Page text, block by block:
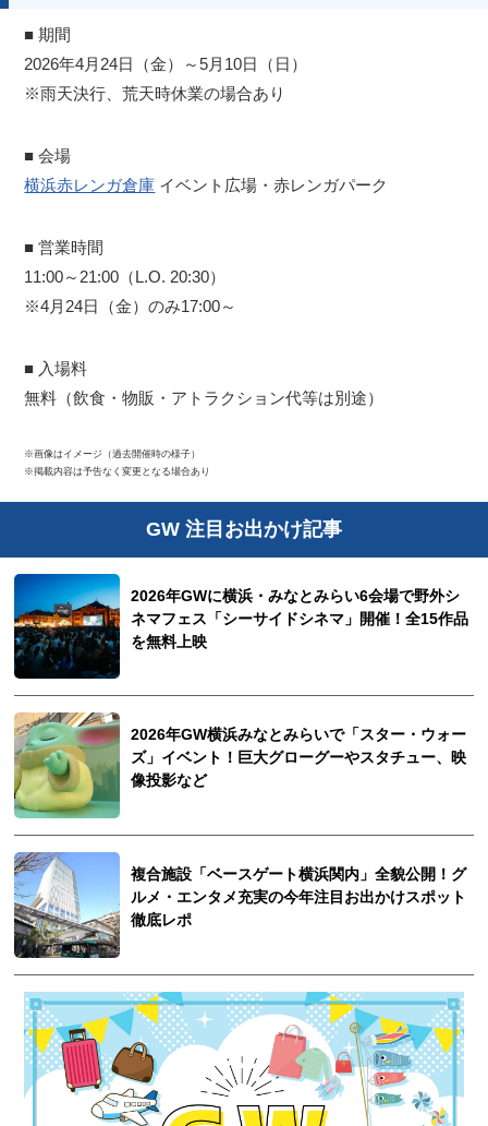
■ 期間
2026年4月24日（金）～5月10日（日）
※雨天決行、荒天時休業の場合あり
■ 会場
横浜赤レンガ倉庫 イベント広場・赤レンガパーク
■ 営業時間
11:00～21:00（L.O. 20:30）
※4月24日（金）のみ17:00～
■ 入場料
無料（飲食・物販・アトラクション代等は別途）
※画像はイメージ（過去開催時の様子）
※掲載内容は予告なく変更となる場合あり
GW 注目お出かけ記事
2026年GWに横浜・みなとみらい6会場で野外シ
ネマフェス「シーサイドシネマ」開催！全15作品
を無料上映
2026年GW横浜みなとみらいで「スター・ウォー
ズ」イベント！巨大グローグーやスタチュー、映
像投影など
複合施設「ベースゲート横浜関内」全貌公開！グ
ルメ・エンタメ充実の今年注目お出かけスポット
徹底レポ